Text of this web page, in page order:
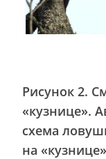
Рисунок 2.
«кузнице».
схема
на